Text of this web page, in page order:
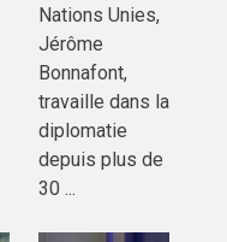
Nations Unies,
Jérôme
Bonnafont,
travaille dans la
diplomatie
depuis plus de
30 ...